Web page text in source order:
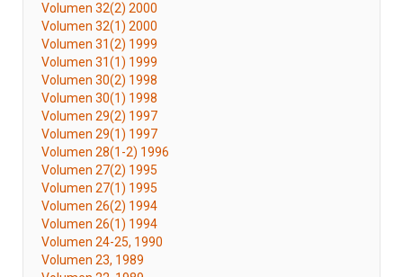
Volumen 32(2) 2000
Volumen 32(1) 2000
Volumen 31(2) 1999
Volumen 31(1) 1999
Volumen 30(2) 1998
Volumen 30(1) 1998
Volumen 29(2) 1997
Volumen 29(1) 1997
Volumen 28(1-2) 1996
Volumen 27(2) 1995
Volumen 27(1) 1995
Volumen 26(2) 1994
Volumen 26(1) 1994
Volumen 24-25, 1990
Volumen 23, 1989